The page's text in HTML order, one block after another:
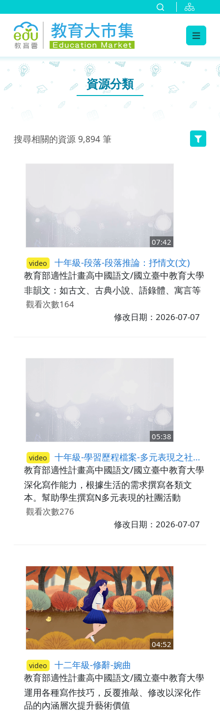
資源分類
搜尋相關的資源 9,894 筆
07:42
video 十年級-段落-段落推論：抒情文(文)
教育部適性計畫高中國語文/國立臺中教育大學
非韻文：如古文、古典小說、語錄體、寓言等
觀看次數164
修改日期：2026-07-07
05:38
video 十年級-學習歷程檔案-多元表現之社團活動
教育部適性計畫高中國語文/國立臺中教育大學
深化寫作能力，根據生活的需求撰寫各類文
本。幫助學生撰寫N多元表現的社團活動
觀看次數276
修改日期：2026-07-07
04:52
video 十二年級-修辭-婉曲
教育部適性計畫高中國語文/國立臺中教育大學
運用各種寫作技巧，反覆推敲、修改以深化作
品的內涵層次提升藝術價值